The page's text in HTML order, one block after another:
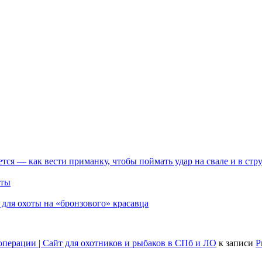
— как вести приманку, чтобы поймать удар на свале и в
охоты на «бронзового» красавца
| Сайт для охотников и рыбаков в СПб и ЛО к записи